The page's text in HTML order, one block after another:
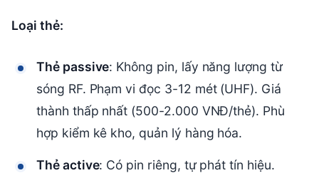
Loại thẻ:
Thẻ passive: Không pin, lấy năng lượng từ
sóng RF. Phạm vi đọc 3-12 mét (UHF). Giá
thành thấp nhất (500-2.000 VNĐ/thẻ). Phù
hợp kiểm kê kho, quản lý hàng hóa.
Thẻ active: Có pin riêng, tự phát tín hiệu.